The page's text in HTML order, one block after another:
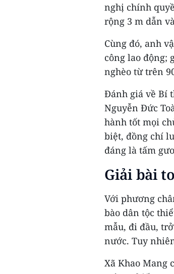
nghị chính
rộng 3 m dẫn
Cùng đó, anh
công lao động;
nghèo từ trên
Đánh giá về Bí
Nguyễn Đức
hành tốt mọi
biệt, đồng chí
đáng là tấm
Giải bài
Với phương
bào dân tộc
mẫu, đi đầu,
nước. Tuy
Xã Khao Mang